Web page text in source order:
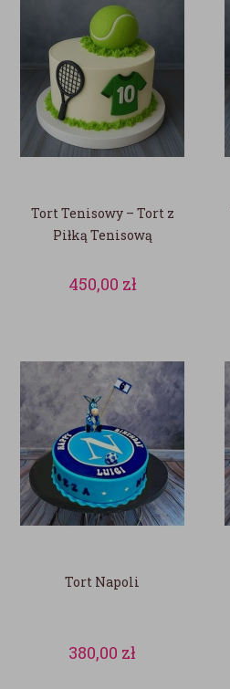
Tort Tenisowy – Tort z
Piłką Tenisową
450,00 zł
Tort Napoli
380,00 zł